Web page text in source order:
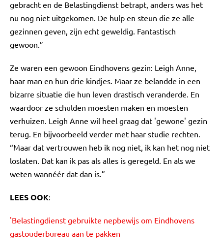
gebracht en de Belastingdienst betrapt, anders was het
nu nog niet uitgekomen. De hulp en steun die ze alle
gezinnen geven, zijn echt geweldig. Fantastisch
gewoon.”
Ze waren een gewoon Eindhovens gezin: Leigh Anne,
haar man en hun drie kindjes. Maar ze belandde in een
bizarre situatie die hun leven drastisch veranderde. En
waardoor ze schulden moesten maken en moesten
verhuizen. Leigh Anne wil heel graag dat 'gewone' gezin
terug. En bijvoorbeeld verder met haar studie rechten.
“Maar dat vertrouwen heb ik nog niet, ik kan het nog niet
loslaten. Dat kan ik pas als alles is geregeld. En als we
weten wannéér dat dan is.”
LEES OOK:
'Belastingdienst gebruikte nepbewijs om Eindhovens
gastouderbureau aan te pakken